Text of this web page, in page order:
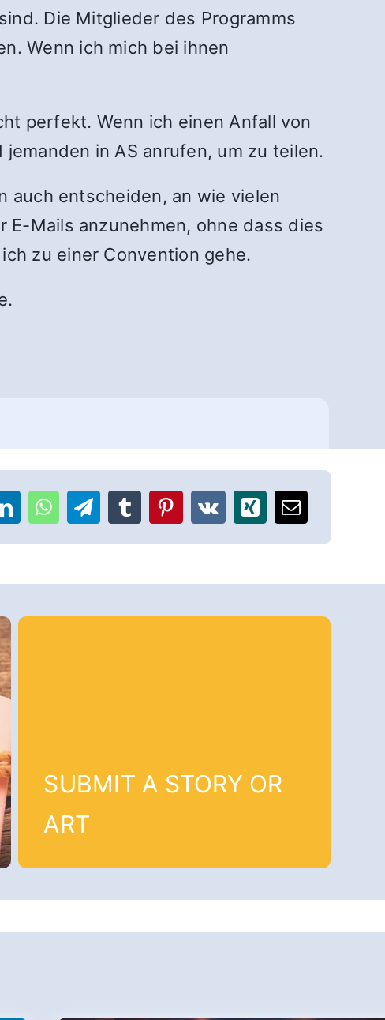
Die Mitglieder des Programms
Wenn ich mich bei ihnen
perfekt. Wenn ich einen Anfall von
in AS anrufen, um zu teilen.
auch entscheiden, an wie vielen
E-Mails anzunehmen, ohne dass dies
zu einer Convention gehe.
SUBMIT A STORY OR
ART